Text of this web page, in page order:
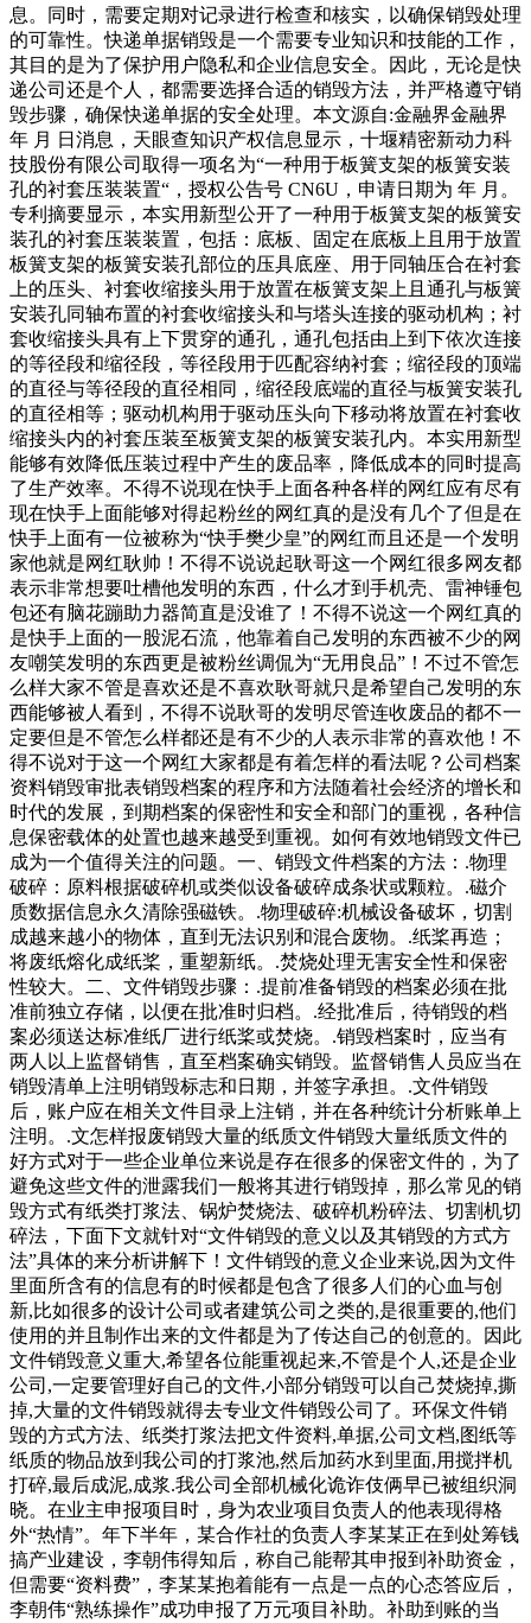
息。同时，需要定期对记录进行检查和核实，以确保销毁处理
的可靠性。快递单据销毁是一个需要专业知识和技能的工作，
其目的是为了保护用户隐私和企业信息安全。因此，无论是快
递公司还是个人，都需要选择合适的销毁方法，并严格遵守销
毁步骤，确保快递单据的安全处理。本文源自:金融界金融界
年 月 日消息，天眼查知识产权信息显示，十堰精密新动力科
技股份有限公司取得一项名为“一种用于板簧支架的板簧安装
孔的衬套压装装置“，授权公告号 CN6U，申请日期为 年 月。
专利摘要显示，本实用新型公开了一种用于板簧支架的板簧安
装孔的衬套压装装置，包括：底板、固定在底板上且用于放置
板簧支架的板簧安装孔部位的压具底座、用于同轴压合在衬套
上的压头、衬套收缩接头用于放置在板簧支架上且通孔与板簧
安装孔同轴布置的衬套收缩接头和与塔头连接的驱动机构；衬
套收缩接头具有上下贯穿的通孔，通孔包括由上到下依次连接
的等径段和缩径段，等径段用于匹配容纳衬套；缩径段的顶端
的直径与等径段的直径相同，缩径段底端的直径与板簧安装孔
的直径相等；驱动机构用于驱动压头向下移动将放置在衬套收
缩接头内的衬套压装至板簧支架的板簧安装孔内。本实用新型
能够有效降低压装过程中产生的废品率，降低成本的同时提高
了生产效率。不得不说现在快手上面各种各样的网红应有尽有
现在快手上面能够对得起粉丝的网红真的是没有几个了但是在
快手上面有一位被称为“快手樊少皇”的网红而且还是一个发明
家他就是网红耿帅！不得不说说起耿哥这一个网红很多网友都
表示非常想要吐槽他发明的东西，什么才到手机壳、雷神锤包
包还有脑花蹦助力器简直是没谁了！不得不说这一个网红真的
是快手上面的一股泥石流，他靠着自己发明的东西被不少的网
友嘲笑发明的东西更是被粉丝调侃为“无用良品”！不过不管怎
么样大家不管是喜欢还是不喜欢耿哥就只是希望自己发明的东
西能够被人看到，不得不说耿哥的发明尽管连收废品的都不一
定要但是不管怎么样都还是有不少的人表示非常的喜欢他！不
得不说对于这一个网红大家都是有着怎样的看法呢？公司档案
资料销毁审批表销毁档案的程序和方法随着社会经济的增长和
时代的发展，到期档案的保密性和安全和部门的重视，各种信
息保密载体的处置也越来越受到重视。如何有效地销毁文件已
成为一个值得关注的问题。一、销毁文件档案的方法：.物理
破碎：原料根据破碎机或类似设备破碎成条状或颗粒。.磁介
质数据信息永久清除强磁铁。.物理破碎:机械设备破坏，切割
成越来越小的物体，直到无法识别和混合废物。.纸桨再造；
将废纸熔化成纸桨，重塑新纸。.焚烧处理无害安全性和保密
性较大。二、文件销毁步骤：.提前准备销毁的档案必须在批
准前独立存储，以便在批准时归档。.经批准后，待销毁的档
案必须送达标准纸厂进行纸桨或焚烧。.销毁档案时，应当有
两人以上监督销售，直至档案确实销毁。监督销售人员应当在
销毁清单上注明销毁标志和日期，并签字承担。.文件销毁
后，账户应在相关文件目录上注销，并在各种统计分析账单上
注明。.文怎样报废销毁大量的纸质文件销毁大量纸质文件的
好方式对于一些企业单位来说是存在很多的保密文件的，为了
避免这些文件的泄露我们一般将其进行销毁掉，那么常见的销
毁方式有纸类打浆法、锅炉焚烧法、破碎机粉碎法、切割机切
碎法，下面下文就针对“文件销毁的意义以及其销毁的方式方
法”具体的来分析讲解下！文件销毁的意义企业来说,因为文件
里面所含有的信息有的时候都是包含了很多人们的心血与创
新,比如很多的设计公司或者建筑公司之类的,是很重要的,他们
使用的并且制作出来的文件都是为了传达自己的创意的。因此
文件销毁意义重大,希望各位能重视起来,不管是个人,还是企业
公司,一定要管理好自己的文件,小部分销毁可以自己焚烧掉,撕
掉,大量的文件销毁就得去专业文件销毁公司了。环保文件销
毁的方式方法、纸类打浆法把文件资料,单据,公司文档,图纸等
纸质的物品放到我公司的打浆池,然后加药水到里面,用搅拌机
打碎,最后成泥,成浆.我公司全部机械化诡诈伎俩早已被组织洞
晓。在业主申报项目时，身为农业项目负责人的他表现得格
外“热情”。年下半年，某合作社的负责人李某某正在到处筹钱
搞产业建设，李朝伟得知后，称自己能帮其申报到补助资金，
但需要“资料费”，李某某抱着能有一点是一点的心态答应后，
李朝伟“熟练操作”成功申报了万元项目补助。补助到账的当